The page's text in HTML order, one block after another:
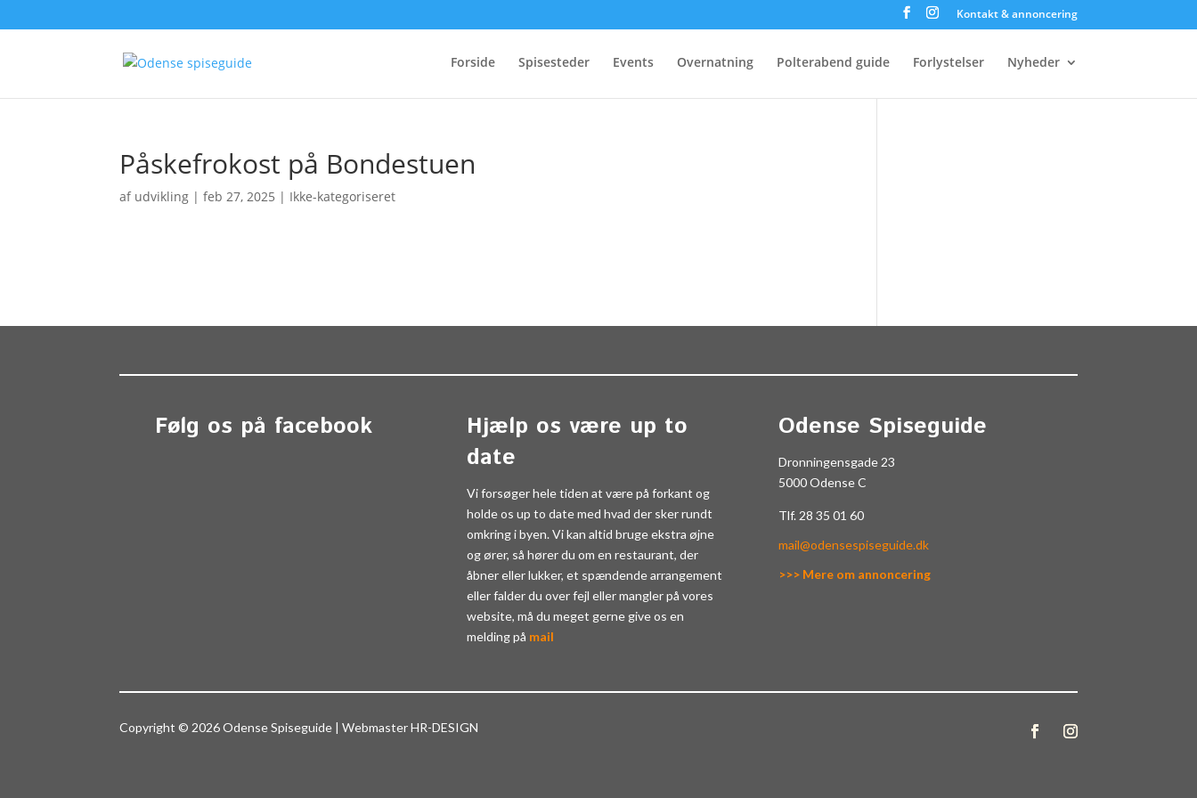
Kontakt & annoncering
Forside Spisesteder Events Overnatning Polterabend guide Forlystelser Nyheder
Påskefrokost på Bondestuen
af udvikling |feb 27, 2025 | Ikke-kategoriseret
Følg os på facebook
Hjælp os være up to
date
Vi forsøger hele tiden at være på forkant og
holde os up to date med hvad der sker rundt
omkring i byen. Vi kan altid bruge ekstra øjne
og ører, så hører du om en restaurant, der
åbner eller lukker, et spændende arrangement
eller falder du over fejl eller mangler på vores
website, må du meget gerne give os en
melding på mail
Odense Spiseguide
Dronningensgade 23
5000 Odense C
Tlf. 28 35 01 60
mail@odensespiseguide.dk
>>> Mere om annoncering
Copyright © 2026 Odense Spiseguide | Webmaster HR-DESIGN